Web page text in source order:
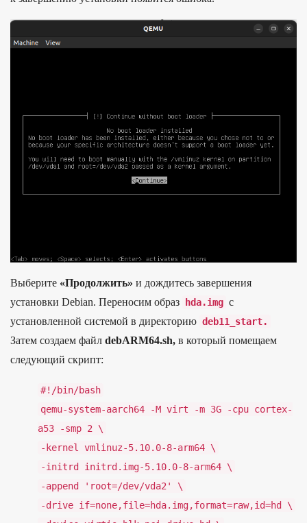
Выберите «Продолжить» и дождитесь завершения
установки Debian. Переносим образ
hda.img с
установленной системой в директорию deb11_start.
Затем создаем файл debARM64.sh, в который помещаем
следующий скрипт:
#!/bin/bash
qemu-system-aarch64 -M virt -m 3G -cpu cortex-
a53
-smp 2
\
- kernel vmlinuz-5. 10. 0-8-arm64 \
-initrd initrd . img-5. 10. 0-8-arm64 \
-append 'root=/dev/vda2'
\
-drive if=none,file=hda. img,format=raw,id=hd \